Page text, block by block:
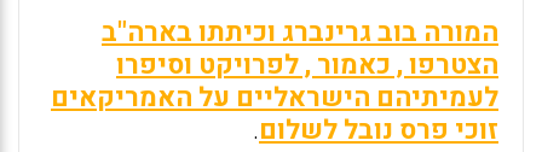
המורה בוב גרינברג וכיתתו בארה"ב
הצטרפו , כאמור , לפרויקט וסיפרו
לעמיתיהם הישראליים על האמריקאים
זוכי פרס נובל לשלום.